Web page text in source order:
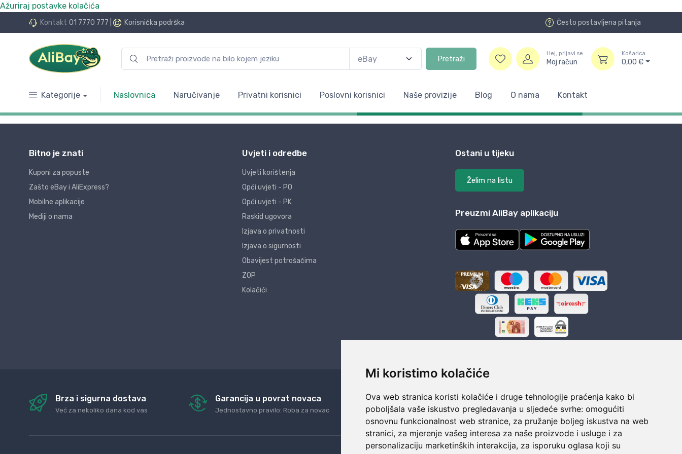
Mi koristimo kolačiće
Ova web stranica koristi kolačiće i druge tehnologije praćenja kako bi
poboljšala vaše iskustvo pregledavanja u sljedeće svrhe: omogućiti
osnovnu funkcionalnost web stranice, za pružanje boljeg iskustva na web
stranici, za mjerenje vašeg interesa za naše proizvode i usluge i za
personalizaciju marketinških interakcija, za isporuku oglasa koji su
Ažuriraj postavke kolačića
Kontakt 01 7770 777 Korisnička podrška Često postavljena pitanja
Pretraži
Hej, prijavi se
Moj račun
Košarica
0,00 €
Kategorije Naslovnica Naručivanje Privatni korisnici Poslovni korisnici Naše provizije Blog O nama Kontakt
Bitno je znati
Kuponi za popuste
Zašto eBay i AliExpress?
Mobilne aplikacije
Mediji o nama
Uvjeti i odredbe
Uvjeti korištenja
Opći uvjeti - PO
Opći uvjeti - PK
Raskid ugovora
Izjava o privatnosti
Izjava o sigurnosti
Obavijest potrošačima
ZOP
Kolačići
Ostani u tijeku
Želim na listu
Preuzmi AliBay aplikaciju
Brza i sigurna dostava
Već za nekoliko dana kod vas
Garancija u povrat novaca
Jednostavno pravilo: Roba za novac
24/7 odlična podrška
Naši agenti uvijek na raspolaganju
Sigurno obročno plaćanje
Do 24 rata bez kamata